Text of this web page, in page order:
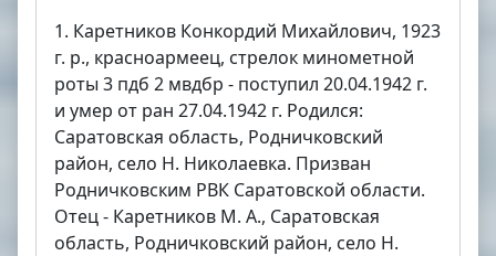
1. Каретников Конкордий Михайлович, 1923
г. р., красноармеец, стрелок минометной
роты 3 пдб 2 мвдбр - поступил 20.04.1942 г.
и умер от ран 27.04.1942 г. Родился:
Саратовская область, Родничковский
район, село Н. Николаевка. Призван
Родничковским РВК Саратовской области.
Отец - Каретников М. А., Саратовская
область, Родничковский район, село Н.